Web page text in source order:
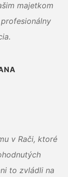
majetkom
v Rači, ktoré
to zvládli na